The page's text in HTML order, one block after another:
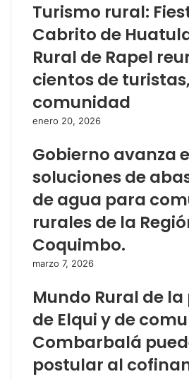
Turismo rural:
Cabrito de
Rural de Rapel
cientos de
comunidad
enero 20, 2026
Gobierno avanza
soluciones de
de agua para
rurales de la
Coquimbo.
marzo 7, 2026
Mundo Rural de
de Elqui y de
Combarbalá
postular al